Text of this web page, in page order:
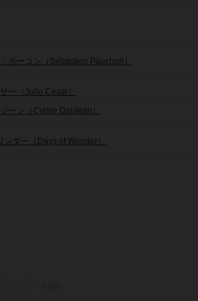
・ポーコン（Sébastien Pauchon）
ー（Julio Cesar）
ーン（Cyrille Daujean）
ンダー（Days of Wonder）